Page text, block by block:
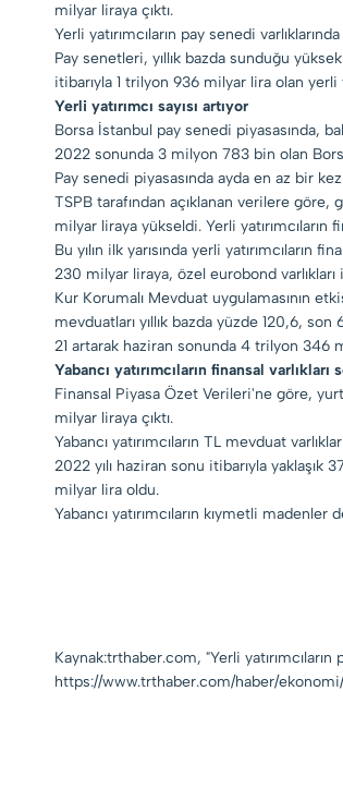
milyar liraya çıktı.
Yerli yatırımcıların pay senedi
Pay senetleri, yıllık bazda sunduğu
itibarıyla 1 trilyon 936 milyar lira olan yerli
Yerli yatırımcı sayısı artıyor
Borsa İstanbul pay senedi piyasasında,
2022 sonunda 3 milyon 783 bin olan
Pay senedi piyasasında ayda en az bir
TSPB tarafından açıklanan verilere göre,
milyar liraya yükseldi. Yerli yatırımcıların
Bu yılın ilk yarısında yerli yatırımcıların
230 milyar liraya, özel eurobond
Kur Korumalı Mevduat uygulamasının
mevduatları yıllık bazda yüzde 120,6,
21 artarak haziran sonunda 4 trilyon 346
Yabancı yatırımcıların finansal
Finansal Piyasa Özet Verileri'ne göre, yurt
milyar liraya çıktı.
Yabancı yatırımcıların TL mevduat
2022 yılı haziran sonu itibarıyla yaklaşık
milyar lira oldu.
Yabancı yatırımcıların kıymetli
Kaynak:trthaber.com, "Yerli
https://www.trthaber.com/haber/